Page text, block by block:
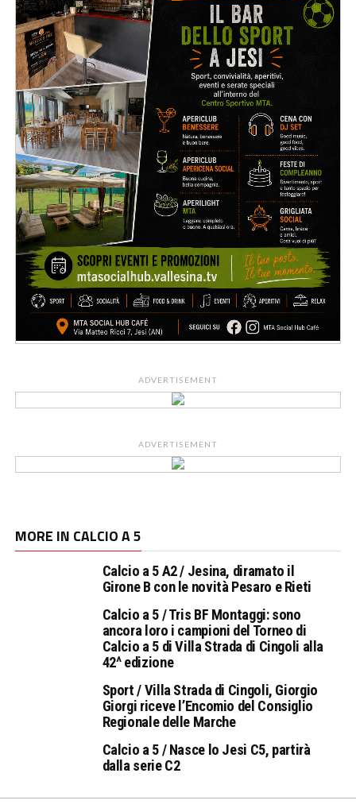
ADVERTISEMENT
ADVERTISEMENT
MORE IN CALCIO A 5
Calcio a 5 A2 / Jesina, diramato il
Girone B con le novità Pesaro e Rieti
Calcio a 5 / Tris BF Montaggi: sono
ancora loro i campioni del Torneo di
Calcio a 5 di Villa Strada di Cingoli alla
42^ edizione
Sport / Villa Strada di Cingoli, Giorgio
Giorgi riceve l’Encomio del Consiglio
Regionale delle Marche
Calcio a 5 / Nasce lo Jesi C5, partirà
dalla serie C2